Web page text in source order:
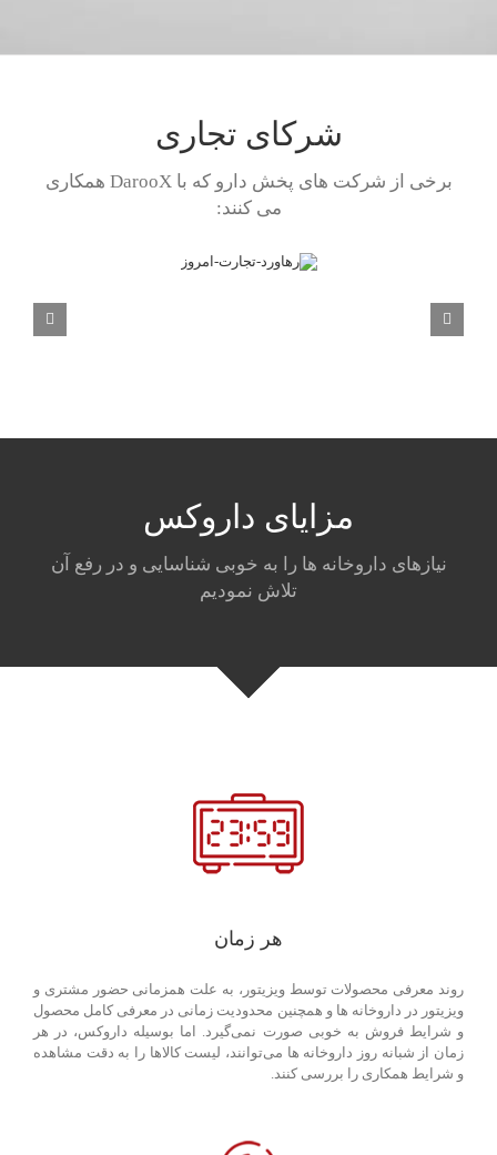
شرکای تجاری
برخی از شرکت های پخش دارو که با DarooX همکاری
می کنند:
مزایای داروکس
نیازهای داروخانه ها را به خوبی شناسایی و در رفع آن
تلاش نمودیم
هر زمان
روند معرفی محصولات توسط ویزیتور، به علت همزمانی حضور مشتری و
ویزیتور در داروخانه ها و همچنین محدودیت زمانی در معرفی کامل محصول
و شرایط فروش به خوبی صورت نمی‌گیرد. اما بوسیله داروکس، در هر
زمان از شبانه روز داروخانه ها می‌توانند، لیست کالاها را به دقت مشاهده
و شرایط همکاری را بررسی کنند.